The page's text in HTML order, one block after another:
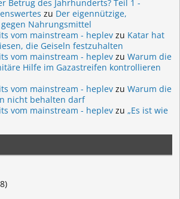
Betrug des Jahrhunderts? Teil 1 -
zu Der eigennützige,
Nahrungsmittel
vom mainstream - heplev zu Katar hat
die Geiseln festzuhalten
vom mainstream - heplev zu Warum die
Hilfe im Gazastreifen kontrollieren
vom mainstream - heplev zu Warum die
nicht behalten darf
vom mainstream - heplev zu „Es ist wie